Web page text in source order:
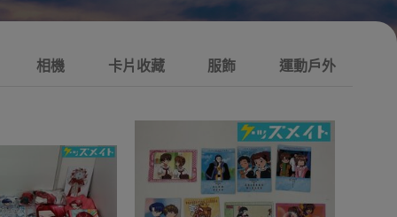
相機 卡片收藏 服飾 運動戶外